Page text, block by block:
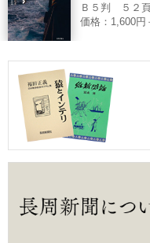
Ｂ５判 ５２
価格：1,600円